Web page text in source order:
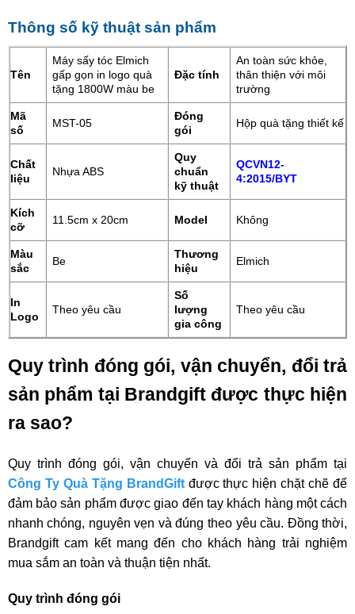
Thông số kỹ thuật sản phẩm
Tên
Máy sấy tóc Elmich
gấp gọn in logo quà
tặng 1800W màu be
Đặc tính
An toàn sức khỏe,
thân thiện với môi
trường
Mã
số
MST-05
Đóng
gói
Hộp quà tặng thiết kế
Chất
liệu
Nhựa ABS
Quy
chuẩn
kỹ thuật
QCVN12-
4:2015/BYT
Kích
cỡ
11.5cm x 20cm Model Không
Màu
sắc
Be
Thương
hiệu
Elmich
In
Logo
Theo yêu cầu
Số
lượng
gia công
Theo yêu cầu
Quy trình đóng gói, vận chuyển, đổi trả
sản phẩm tại Brandgift được thực hiện
ra sao?
Quy trình đóng gói, vận chuyển và đổi trả sản phẩm tại
Công Ty Quà Tặng BrandGiftđược thực hiện chặt chẽ để
đảm bảo sản phẩm được giao đến tay khách hàng một cách
nhanh chóng, nguyên vẹn và đúng theo yêu cầu. Đồng thời,
Brandgift cam kết mang đến cho khách hàng trải nghiệm
mua sắm an toàn và thuận tiện nhất.
Quy trình đóng gói